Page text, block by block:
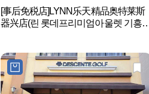
[事后免税店]LYNN乐天精品奥特莱斯
器兴店(린 롯데프리미엄아울렛 기흥